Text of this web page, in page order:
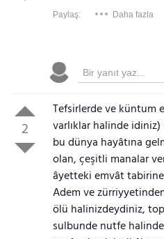
Paylaş: Daha fazla
2
Tefsirlerde ve küntum
varlıklar halinde
bu dünya hayâtına
olan, çeşitli manalar
âyetteki emvât
Adem ve
ölü halinizdeydiniz,
sulbunde nutfe